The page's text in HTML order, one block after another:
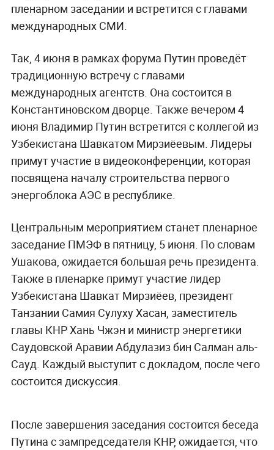
пленарном заседании и встретится с главами
международных СМИ.
Так, 4 июня в рамках форума Путин проведёт
традиционную встречу с главами
международных агентств. Она состоится в
Константиновском дворце. Также вечером 4
июня Владимир Путин встретится с коллегой из
Узбекистана Шавкатом Мирзиёевым. Лидеры
примут участие в видеоконференции, которая
посвящена началу строительства первого
энергоблока АЭС в республике.
Центральным мероприятием станет пленарное
заседание ПМЭФ в пятницу, 5 июня. По словам
Ушакова, ожидается большая речь президента.
Также в пленарке примут участие лидер
Узбекистана Шавкат Мирзиёев, президент
Танзании Самия Сулуху Хасан, заместитель
главы КНР Хань Чжэн и министр энергетики
Саудовской Аравии Абдулазиз бин Салман аль-
Сауд. Каждый выступит с докладом, после чего
состоится дискуссия.
После завершения заседания состоится беседа
Путина с зампредседателя КНР, ожидается, что